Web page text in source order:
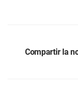
Compartir la